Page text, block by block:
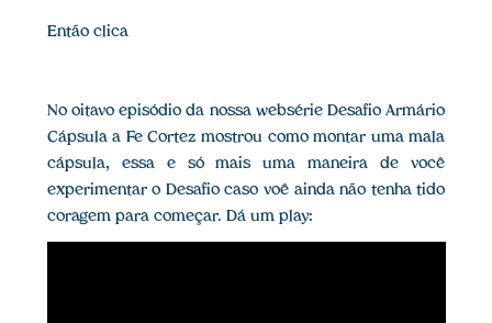
Então clica
No oitavo episódio da nossa websérie Desafio Armário
Cápsula a Fe Cortez mostrou como montar uma mala
cápsula, essa e só mais uma maneira de você
experimentar o Desafio caso voê ainda não tenha tido
coragem para começar. Dá um play: